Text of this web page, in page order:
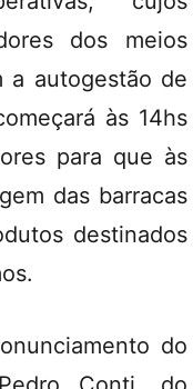
dos meios
a autogestão de
às 14hs
para que às
das barracas
destinados
do